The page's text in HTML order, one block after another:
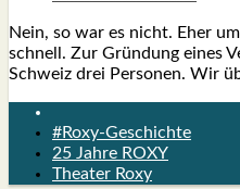
Nein, so war es nicht. Eher
schnell. Zur Grün­dung eines
Schweiz drei Per­so­nen. Wir
#Roxy-Geschichte
25 Jahre ROXY
Theater Roxy